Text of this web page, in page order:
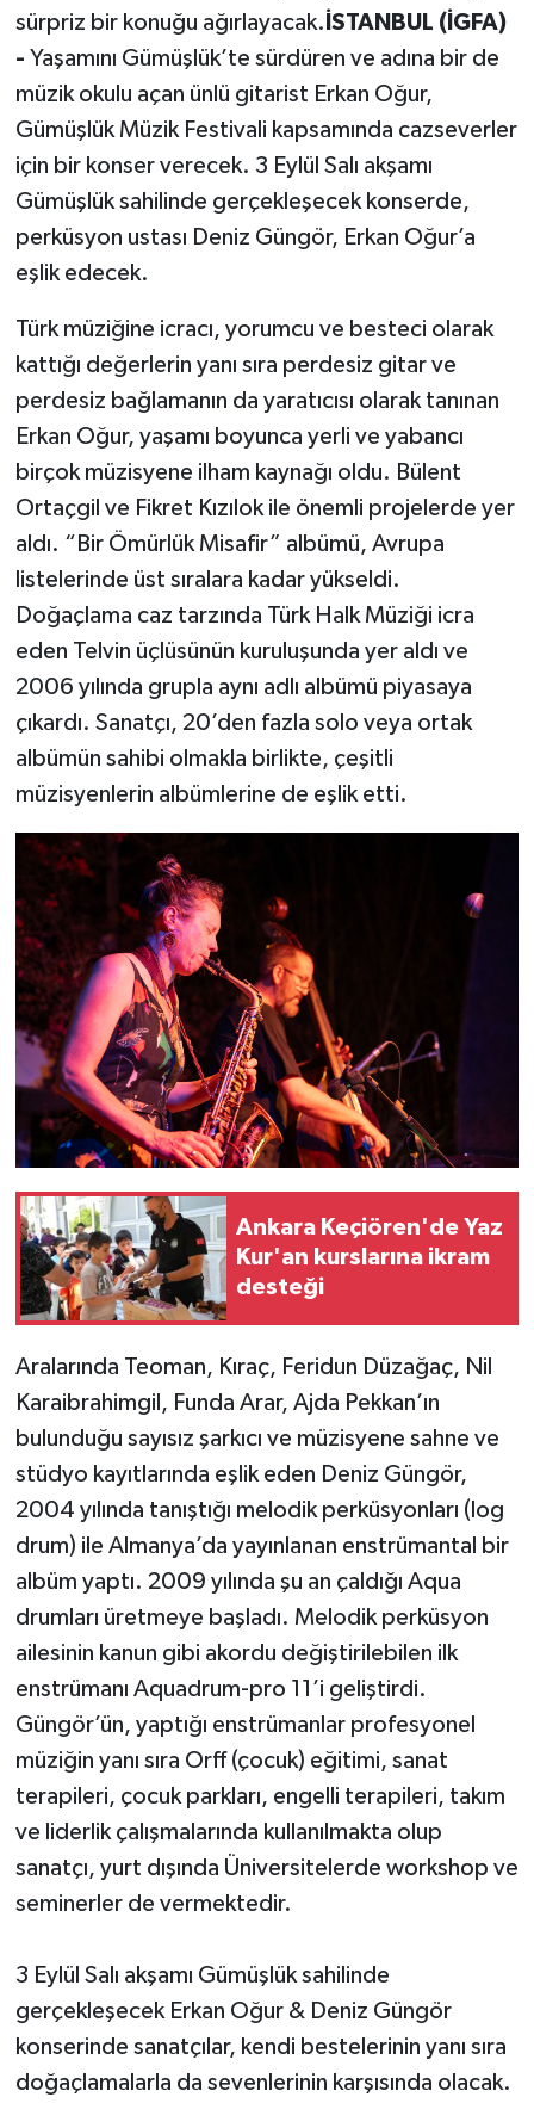
sürpriz bir konuğu ağırlayacak. İSTANBUL (İGFA)
- Yaşamını Gümüşlük’te sürdüren ve adına bir de
müzik okulu açan ünlü gitarist Erkan Oğur,
Gümüşlük Müzik Festivali kapsamında cazseverler
için bir konser verecek. 3 Eylül Salı akşamı
Gümüşlük sahilinde gerçekleşecek konserde,
perküsyon ustası Deniz Güngör, Erkan Oğur’a
eşlik edecek.
Türk müziğine icracı, yorumcu ve besteci olarak
kattığı değerlerin yanı sıra perdesiz gitar ve
perdesiz bağlamanın da yaratıcısı olarak tanınan
Erkan Oğur, yaşamı boyunca yerli ve yabancı
birçok müzisyene ilham kaynağı oldu. Bülent
Ortaçgil ve Fikret Kızılok ile önemli projelerde yer
aldı. “Bir Ömürlük Misafir” albümü, Avrupa
listelerinde üst sıralara kadar yükseldi.
Doğaçlama caz tarzında Türk Halk Müziği icra
eden Telvin üçlüsünün kuruluşunda yer aldı ve
2006 yılında grupla aynı adlı albümü piyasaya
çıkardı. Sanatçı, 20’den fazla solo veya ortak
albümün sahibi olmakla birlikte, çeşitli
müzisyenlerin albümlerine de eşlik etti.
Ankara Keçiören'de Yaz
Kur'an kurslarına ikram
desteği
Aralarında Teoman, Kıraç, Feridun Düzağaç, Nil
Karaibrahimgil, Funda Arar, Ajda Pekkan’ın
bulunduğu sayısız şarkıcı ve müzisyene sahne ve
stüdyo kayıtlarında eşlik eden Deniz Güngör,
2004 yılında tanıştığı melodik perküsyonları (log
drum) ile Almanya’da yayınlanan enstrümantal bir
albüm yaptı. 2009 yılında şu an çaldığı Aqua
drumları üretmeye başladı. Melodik perküsyon
ailesinin kanun gibi akordu değiştirilebilen ilk
enstrümanı Aquadrum-pro 11’i geliştirdi.
Güngör’ün, yaptığı enstrümanlar profesyonel
müziğin yanı sıra Orff (çocuk) eğitimi, sanat
terapileri, çocuk parkları, engelli terapileri, takım
ve liderlik çalışmalarında kullanılmakta olup
sanatçı, yurt dışında Üniversitelerde workshop ve
seminerler de vermektedir.
3 Eylül Salı akşamı Gümüşlük sahilinde
gerçekleşecek Erkan Oğur & Deniz Güngör
konserinde sanatçılar, kendi bestelerinin yanı sıra
doğaçlamalarla da sevenlerinin karşısında olacak.